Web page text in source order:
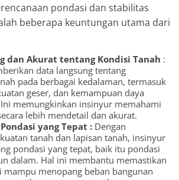
pondasi dan stabilitas
beberapa keuntungan utama dari
dan Akurat tentang Kondisi Tanah :
data langsung tentang
pada berbagai kedalaman, termasuk
geser, dan kemampuan daya
memungkinkan insinyur memahami
lebih mendetail dan akurat.
yang Tepat : Dengan
tanah dan lapisan tanah, insinyur
pondasi yang tepat, baik itu pondasi
dalam. Hal ini membantu memastikan
mampu menopang beban bangunan